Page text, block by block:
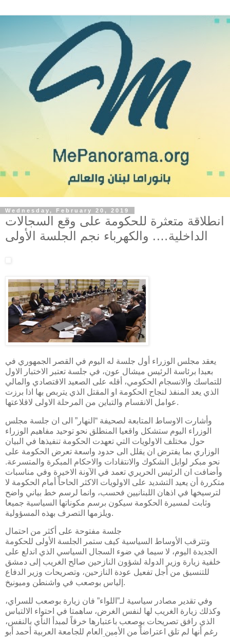
Wednesday, February 20, 2019
انطلاقة متعثرة للحكومة على وقع السجالات
الداخلية…. والكهرباء نجم الجلسة الأولى
يعقد مجلس الوزراء أول جلسة له اليوم في القصر الجمهوري في
بعبدا برئاسة الرئيس ميشال عون، في جلسة تعتبر الاختبار الاول
للتماسك والانسجام الحكومي، أقله على الصعيد الاقتصادي والمالي
الذي يعد المنفذ لنجاح الحكومة او المقتل الذي يتربص بها اذا برزت
عوامل الانقسام والتباين من المرحلة الاولى لاقلاعتها.
وأشارت الاوساط المتابعة لصحيفة “النهار” الى ان جلسة مجلس
الوزراء اليوم ستشكل واقعيا المنطلق نحو توحيد مفاهيم الوزراء
حول مختلف الاولويات التي تعهدت الحكومة تنفيذها في البيان
الوزاري بما يفترض ان يقلل الى حدود واسعة تعرض الحكومة على
نحو مبكر لوابل الشكوك والانتقادات والاحكام المبكرة والمتسرعة.
وأضافت ان الرئيس الحريري تعمد في الآونة الاخيرة وفي مناسبات
متكررة أن يعيد التشديد على الاولويات الاكثر الحاحاً أمام الحكومة لا
لترسيخها في اذهان اللبنانيين فحسب، وانما لرسم خط بياني واضح
وثابت لمسيرة الحكومة سيكون برسم مكوناتها السياسية جميعا
ويلزمها التصرف بهذه المسؤولية.
جلسة مفتوحة على أكثر من احتمال
وتترقب الأوساط السياسية كيف ستمر الجلسة الأولى للحكومة
الجديدة اليوم، لا سيما في ضوء السجال السياسي الذي اندلع على
خلفية زيارة وزير الدولة لشؤون النازحين صالح الغريب إلى دمشق
للتنسيق من أجل تفعيل عودة النازحين، وتصريحات وزير الدفاع
إلياس بوصعب في واشنطن وميونيخ.
وفي تقدير مصادر سياسية لـ”اللواء” فان زيارة بوصعب للسراي،
وكذلك زيارة الغريب لها لنفس الغرض، ساهمتا في احتواء الالتباس
الذي رافق تصريحات بوصعب باعتبارها خرقاً لمبدأ النأي بالنفس،
رغم أنها لم تلق اعتراضاً من الأمين العام للجامعة العربية أحمد أبو